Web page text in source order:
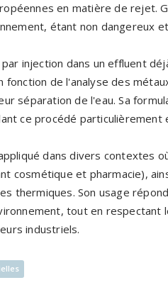
en matière de rejet.
étant non dangereux
injection dans un effluent
fonction de l'analyse des
séparation de l'eau. Sa
ce procédé
dans divers contextes
cosmétique et pharmacie),
thermiques. Son usage
tout en respectant
industriels.